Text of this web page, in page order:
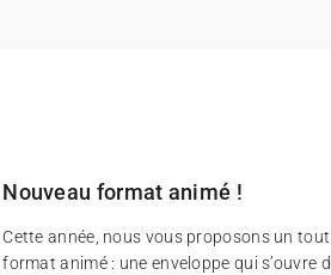
Nouveau format animé !
Cette année, nous vous proposons un
format animé : une enveloppe qui s’ouvre